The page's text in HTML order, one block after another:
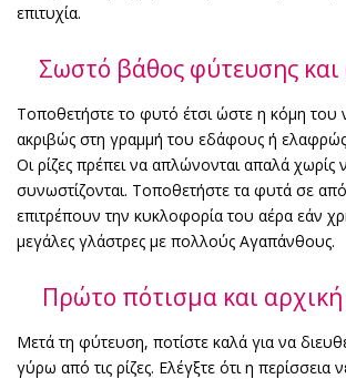
επιτυχία.
Σωστό βάθος φύτευσης
Τοποθετήστε το φυτό έτσι ώστε η κόμη του
ακριβώς στη γραμμή του εδάφους ή
Οι ρίζες πρέπει να απλώνονται απαλά χωρίς
συνωστίζονται. Τοποθετήστε τα φυτά σε
επιτρέπουν την κυκλοφορία του αέρα εάν
μεγάλες γλάστρες με πολλούς Αγαπάνθους.
Πρώτο πότισμα και
Μετά τη φύτευση, ποτίστε καλά για να
γύρω από τις ρίζες. Ελέγξτε ότι η περίσσεια